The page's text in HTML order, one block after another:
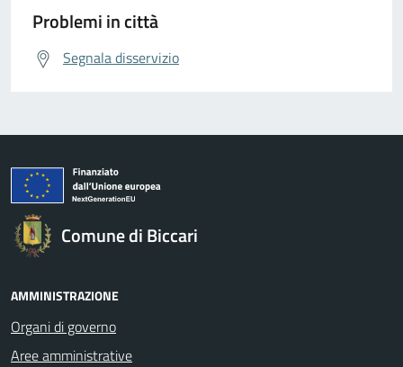
Problemi in città
Segnala disservizio
Comune di Biccari
AMMINISTRAZIONE
Organi di governo
Aree amministrative